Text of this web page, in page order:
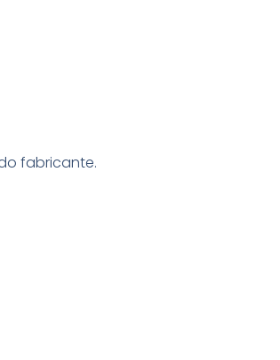
fabricante.